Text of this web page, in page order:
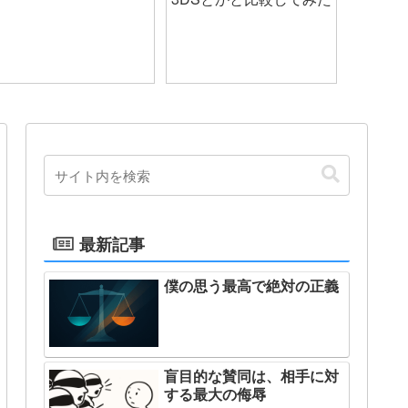
最新記事
僕の思う最高で絶対の正義
盲目的な賛同は、相手に対
する最大の侮辱